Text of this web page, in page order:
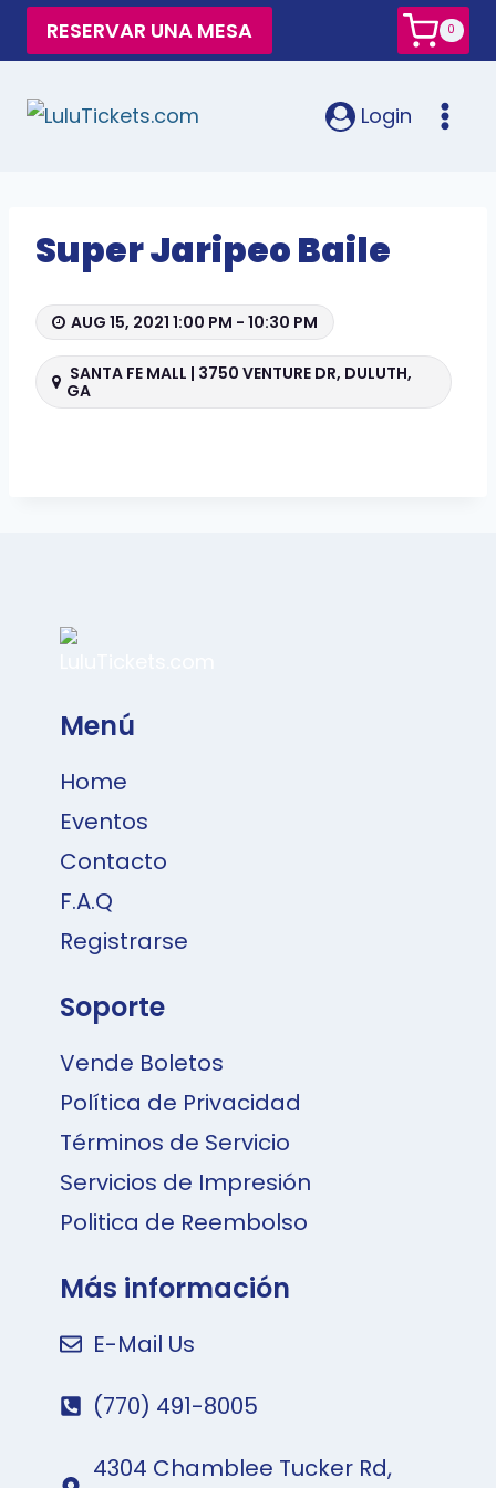
RESERVAR UNA MESA 0
Login
Super Jaripeo Baile
AUG 15, 2021 1:00 PM - 10:30 PM
SANTA FE MALL | 3750 VENTURE DR, DULUTH,
GA
Menú
Home
Eventos
Contacto
F.A.Q
Registrarse
Soporte
Vende Boletos
Política de Privacidad
Términos de Servicio
Servicios de Impresión
Politica de Reembolso
Más información
E-Mail Us
(770) 491-8005
4304 Chamblee Tucker Rd,